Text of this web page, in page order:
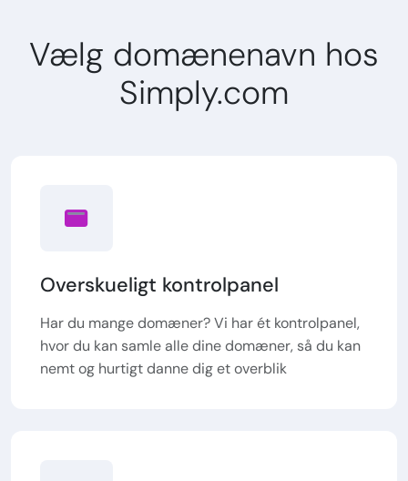
Vælg domænenavn hos
Simply.com
Overskueligt kontrolpanel
Har du mange domæner? Vi har ét kontrolpanel,
hvor du kan samle alle dine domæner, så du kan
nemt og hurtigt danne dig et overblik